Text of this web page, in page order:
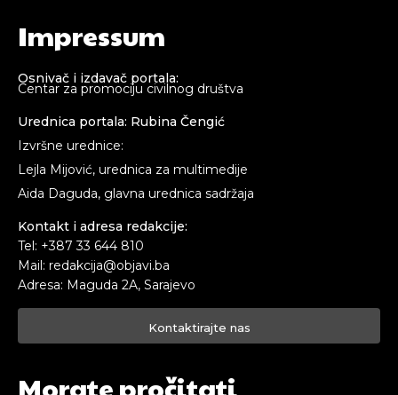
Impressum
Osnivač i izdavač portala:
Centar za promociju civilnog društva
Urednica portala: Rubina Čengić
Izvršne urednice:
Lejla Mijović, urednica za multimedije
Aida Daguda, glavna urednica sadržaja
Kontakt i adresa redakcije:
Tel: +387 33 644 810
Mail: redakcija@objavi.ba
Adresa: Maguda 2A, Sarajevo
Kontaktirajte nas
Morate pročitati